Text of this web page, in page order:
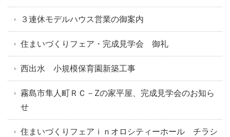
３連休モデルハウス営業の御案内
住まいづくりフェア・完成見学会 御礼
西出水 小規模保育園新築工事
霧島市隼人町ＲＣ－Zの家平屋、完成見学会のお知ら
せ
住まいづくりフェアｉｎオロシティーホール チラシ